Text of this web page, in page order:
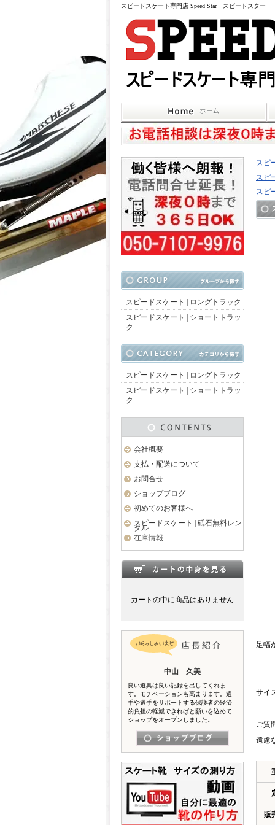
スピードスケート専門店 Speed Star スピードスター
スピードスケート | ロングトラック
スピードスケート | ショートトラッ
ク
スピードスケート | ロングトラック
スピードスケート | ショートトラッ
ク
会社概要
支払・配送について
お問合せ
ショップブログ
初めてのお客様へ
スピードスケート | 砥石無料レン
タル
在庫情報
カートの中に商品はありません
中山 久美
良い道具は良い記録を出してくれま
す。モチベーションも高まります。選
手や選手をサポートする保護者の経済
的負担の軽減できればと願いを込めて
ショップをオープンしました。
スピ
スピ
スピ
足幅
サイ
ご質
遠慮
販